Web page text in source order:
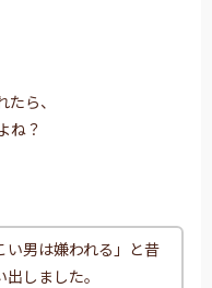
ら、
ね？
い男は嫌われる」と昔
しました。